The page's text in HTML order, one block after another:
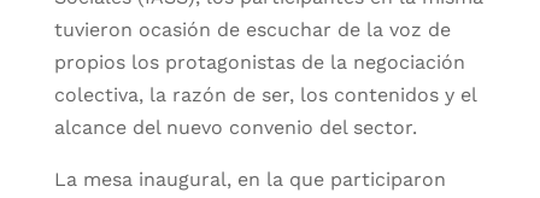
tuvieron ocasión de escuchar de la voz de
propios los protagonistas de la negociación
colectiva, la razón de ser, los contenidos y el
alcance del nuevo convenio del sector.
La mesa inaugural, en la que participaron